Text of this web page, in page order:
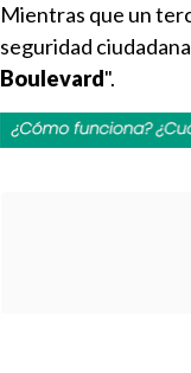
Mientras que un
seguridad
Boulevard".